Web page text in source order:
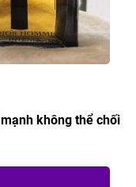
không thể chối